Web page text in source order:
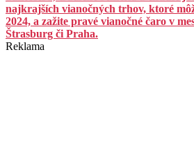
najkrajších vianočných trhov, ktoré
2024, a zažite pravé vianočné čaro v
Štrasburg či Praha.
Reklama